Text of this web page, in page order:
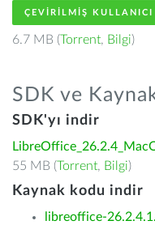
ÇEVIRILMIŞ KULLANICI
6.7 MB (Torrent, Bilgi)
SDK ve
SDK'yı indir
55 MB (Torrent, Bilgi)
Kaynak kodu indir
libreoffice-